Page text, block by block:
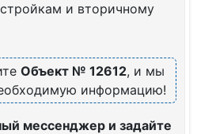
и вторичному
Объект № 12612, и мы
информацию!
мессенджер и задайте